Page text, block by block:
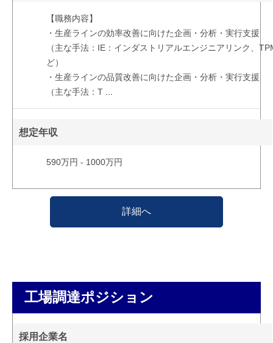
【職務内容】
・生産ラインの効率改善に向けた企画・分析・実行支援
（主な手法：IE：インダストリアルエンジニアリンク、
ど）
・生産ラインの品質改善に向けた企画・分析・実行支援
（主な手法：T ...
想定年収
590万円 - 1000万円
詳細へ
工場調達ポジション
採用企業名